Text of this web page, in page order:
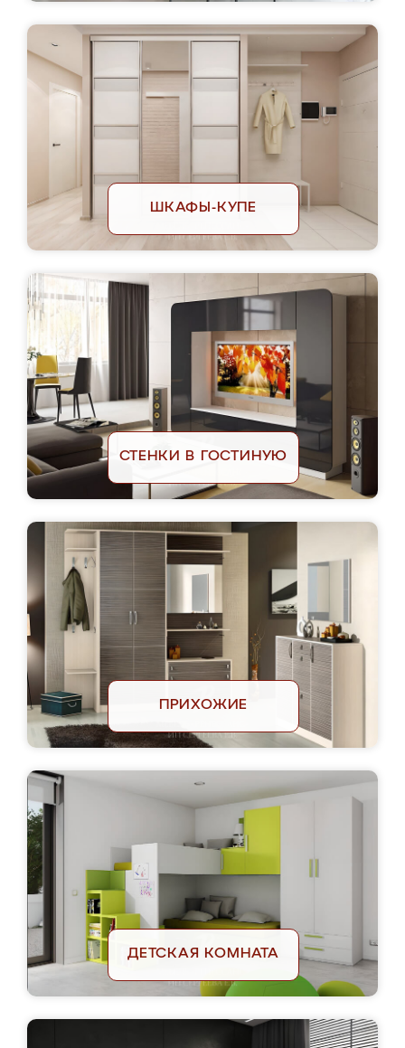
ШКАФЫ-КУПЕ
СТЕНКИ В ГОСТИНУЮ
ПРИХОЖИЕ
ДЕТСКАЯ КОМНАТА